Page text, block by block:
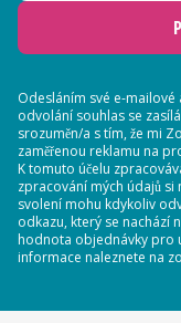
Odesláním své e-
odvolání souhlas se
srozuměn/a s tím, že mi
zaměřenou reklamu na
K tomuto účelu
zpracování mých údajů si
svolení mohu kdykoliv
odkazu, který se nachází
hodnota objednávky pro
informace naleznete na